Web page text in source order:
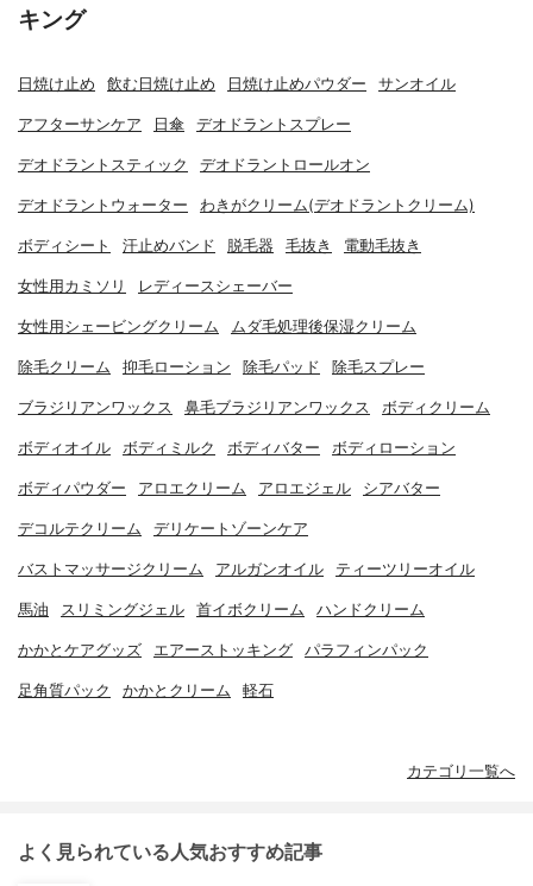
キング
日焼け止め 飲む日焼け止め 日焼け止めパウダー サンオイル
アフターサンケア 日傘 デオドラントスプレー
デオドラントスティック デオドラントロールオン
デオドラントウォーター わきがクリーム(デオドラントクリーム)
ボディシート 汗止めバンド 脱毛器 毛抜き 電動毛抜き
女性用カミソリ レディースシェーバー
女性用シェービングクリーム ムダ毛処理後保湿クリーム
除毛クリーム 抑毛ローション 除毛パッド 除毛スプレー
ブラジリアンワックス 鼻毛ブラジリアンワックス ボディクリーム
ボディオイル ボディミルク ボディバター ボディローション
ボディパウダー アロエクリーム アロエジェル シアバター
デコルテクリーム デリケートゾーンケア
バストマッサージクリーム アルガンオイル ティーツリーオイル
馬油 スリミングジェル 首イボクリーム ハンドクリーム
かかとケアグッズ エアーストッキング パラフィンパック
足角質パック かかとクリーム 軽石
カテゴリ一覧へ
よく見られている人気おすすめ記事